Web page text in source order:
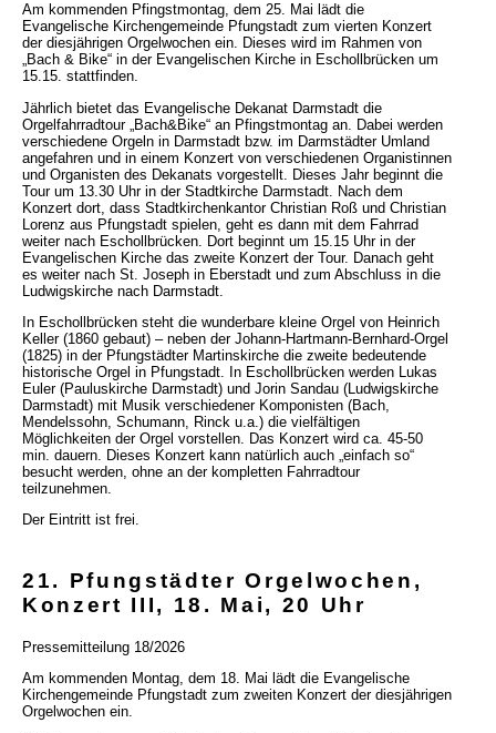
Am kommenden Pfingstmontag, dem 25. Mai lädt die
Evangelische Kirchengemeinde Pfungstadt zum vierten Konzert
der diesjährigen Orgelwochen ein. Dieses wird im Rahmen von
„Bach & Bike“ in der Evangelischen Kirche in Eschollbrücken um
15.15. stattfinden.
Jährlich bietet das Evangelische Dekanat Darmstadt die
Orgelfahrradtour „Bach&Bike“ an Pfingstmontag an. Dabei werden
verschiedene Orgeln in Darmstadt bzw. im Darmstädter Umland
angefahren und in einem Konzert von verschiedenen Organistinnen
und Organisten des Dekanats vorgestellt. Dieses Jahr beginnt die
Tour um 13.30 Uhr in der Stadtkirche Darmstadt. Nach dem
Konzert dort, dass Stadtkirchenkantor Christian Roß und Christian
Lorenz aus Pfungstadt spielen, geht es dann mit dem Fahrrad
weiter nach Eschollbrücken. Dort beginnt um 15.15 Uhr in der
Evangelischen Kirche das zweite Konzert der Tour. Danach geht
es weiter nach St. Joseph in Eberstadt und zum Abschluss in die
Ludwigskirche nach Darmstadt.
In Eschollbrücken steht die wunderbare kleine Orgel von Heinrich
Keller (1860 gebaut) – neben der Johann-Hartmann-Bernhard-Orgel
(1825) in der Pfungstädter Martinskirche die zweite bedeutende
historische Orgel in Pfungstadt. In Eschollbrücken werden Lukas
Euler (Pauluskirche Darmstadt) und Jorin Sandau (Ludwigskirche
Darmstadt) mit Musik verschiedener Komponisten (Bach,
Mendelssohn, Schumann, Rinck u.a.) die vielfältigen
Möglichkeiten der Orgel vorstellen. Das Konzert wird ca. 45-50
min. dauern. Dieses Konzert kann natürlich auch „einfach so“
besucht werden, ohne an der kompletten Fahrradtour
teilzunehmen.
Der Eintritt ist frei.
21. Pfungstädter Orgelwochen,
Konzert III, 18. Mai, 20 Uhr
Pressemitteilung 18/2026
Am kommenden Montag, dem 18. Mai lädt die Evangelische
Kirchengemeinde Pfungstadt zum zweiten Konzert der diesjährigen
Orgelwochen ein.